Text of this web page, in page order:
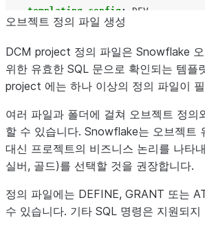
templating_config : DEV
templating_config: STAGE
DCM_PROD:
account_identifier: MYORG-
project_owner :
DCM_PROD_DEPLOYER
templating_config : PROD
오브젝트 정의 파일 생성
DCM project 정의 파일은 Snowflake
위한 유효한 SQL 문으로 확인되는 템플
project 에는 하나 이상의 정의 파일이
여러 파일과 폴더에 걸쳐 오브젝트 정의
할 수 있습니다. Snowflake는 오브젝트
대신 프로젝트의 비즈니스 논리를 나타
실버, 골드)를 선택할 것을 권장합니다.
정의 파일에는 DEFINE, GRANT 또는
수 있습니다. 기타 SQL 명령은 지원되지